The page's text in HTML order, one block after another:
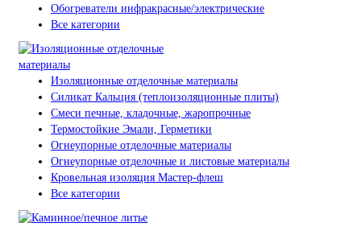
Обогреватели инфракрасные/электрические
Все категории
Изоляционные отделочные материалы
Силикат Кальция (теплоизоляционные плиты)
Смеси печные, кладочные, жаропрочные
Термостойкие Эмали, Герметики
Огнеупорные отделочные материалы
Огнеупорные отделочные и листовые материалы
Кровельная изоляция Мастер-флеш
Все категории